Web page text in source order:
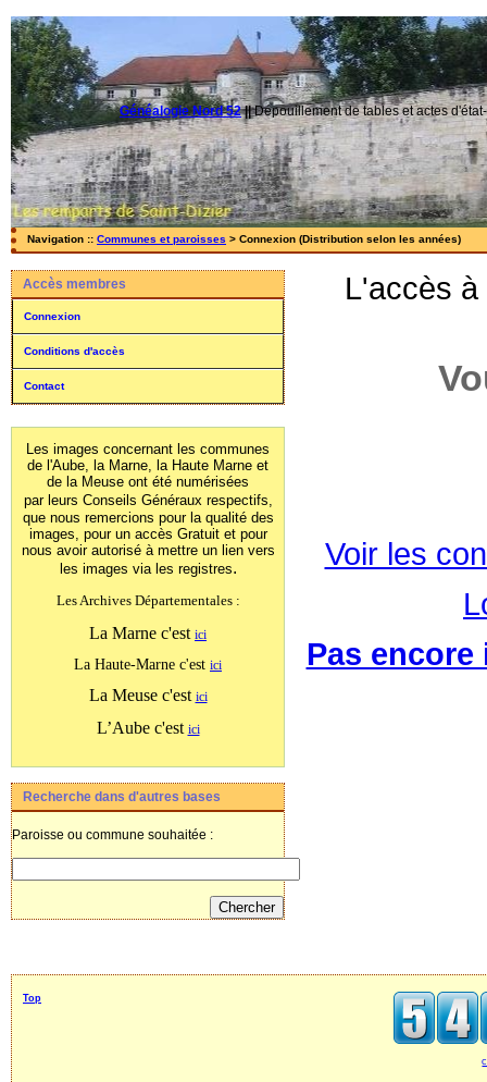
Généalogie Nord 52||Dépouillement de tables et actes
Navigation :: Communes et paroisses > Connexion (Distribution selon les années)
Accès membres
Connexion
Conditions d'accès
Contact
Les images concernant les communes
de l'Aube, la Marne, la Haute Marne et
de la Meuse ont été numérisées
par leurs Conseils Généraux respectifs,
que nous remercions pour la qualité des
images, pour un accès Gratuit et pour
nous avoir autorisé à mettre un lien vers
les images via les registres.
Les Archives Départementales :
La Marne c'est ici
La Haute-Marne c'est ici
La Meuse c'est ici
L’Aube c'est ici
Recherche dans d'autres bases
Paroisse ou commune souhaitée :
L'accès
Voir les
Pas
Top